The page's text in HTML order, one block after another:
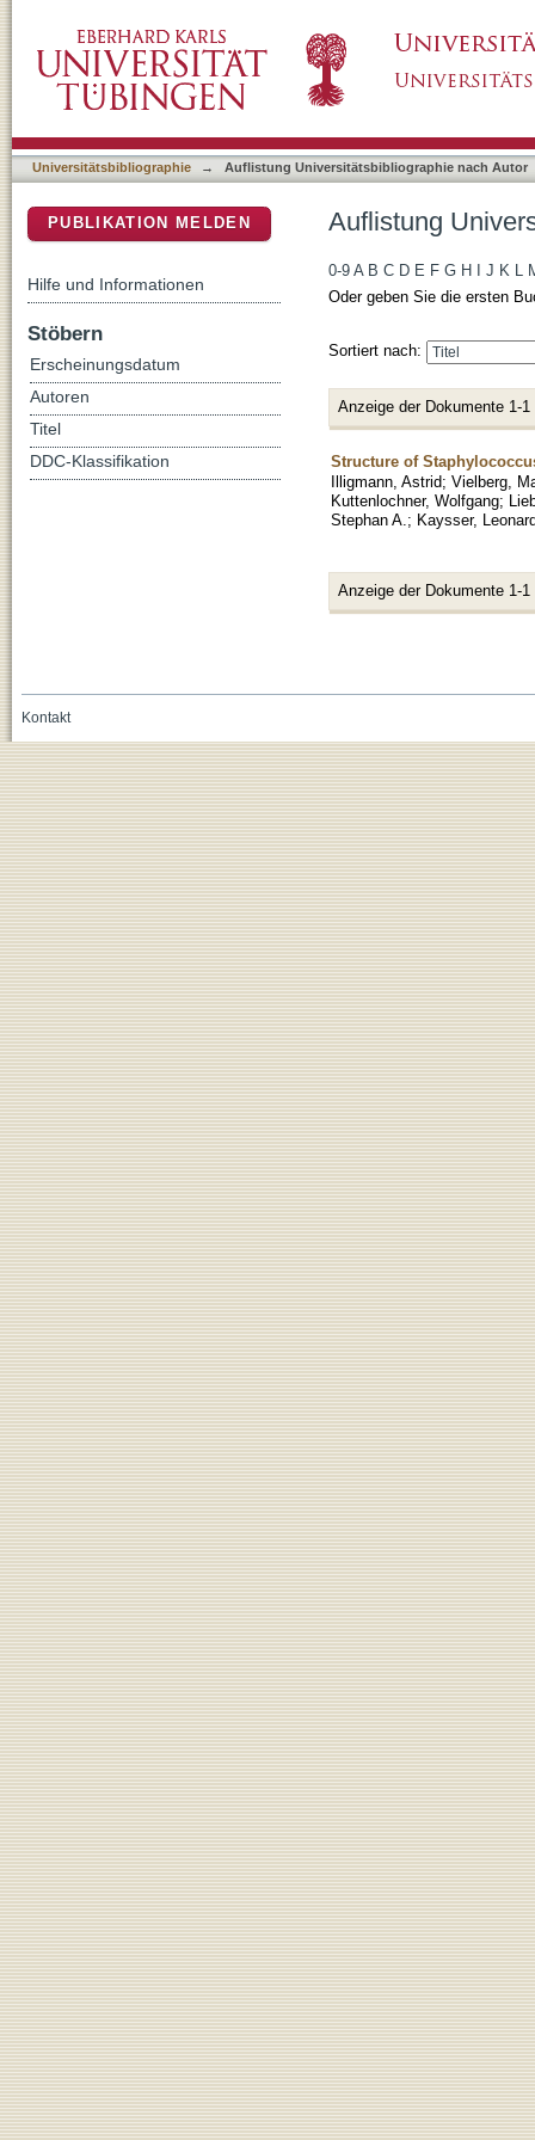
Universitätsbibliographie → Auflistung Universitätsbibliographie nach Autor
Auflistung
0-9 A B C D E F G H J K L
Oder geben Sie die ersten
Sortiert nach:
Anzeige der Dokumente 1-1
Structure of
Illigmann, Astrid; Vielberg,
Kuttenlochner, Wolfgang;
Stephan A. ; Kaysser,
Anzeige der Dokumente 1-1
PUBLIKATION MELDEN
Hilfe und Informationen
Stöbern
Erscheinungsdatum
Autoren
Titel
DDC-Klassifikation
Kontakt